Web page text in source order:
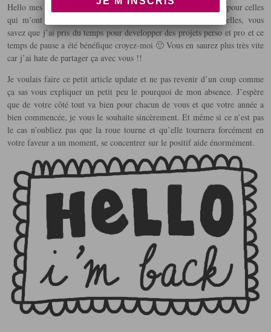
Hello mes Hirondelles !! Ca y’est je suis de retour sur le blog, pour celles
qui m’ont envoyés des messages pour prendre de mes nouvelles, vous
savez que j’ai pris du temps pour developper des projets perso et pro et ce
temps de pause a été bénéfique croyez-moi 🙂 Vous en saurez plus très vite
car j’ai hate de partager ça avec vous !!
Je voulais faire ce petit article update et ne pas revenir d’un coup comme
ça sas vous expliquer un petit peu le pourquoi de mon absence. J’espère
que de votre côté tout va bien pour chacun de vous et que votre année a
bien commencée, je vous le souhaite sincèrement. Et même si ce n’est pas
le cas n’oubliez pas que la roue tourne et qu’elle tournera forcément en
votre faveur a un moment, se concentrer sur le positif aide énormément.